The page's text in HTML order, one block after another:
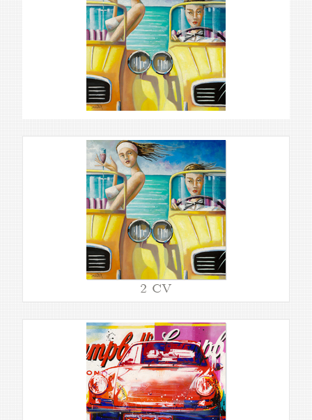
2 CV